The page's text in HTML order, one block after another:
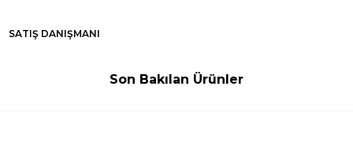
SATIŞ DANIŞMANI
Son Bakılan Ürünler